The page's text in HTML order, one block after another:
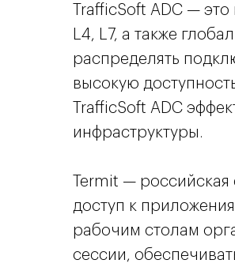
TrafficSoft ADC —
L4, L7, а также
распределять
высокую
TrafficSoft ADC
инфраструктуры.
Termit —
доступ к
рабочим столам
сессии,